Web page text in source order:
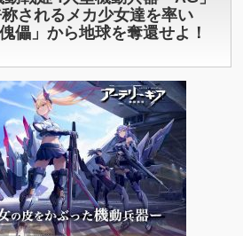
されるメカ少女達を率い
儡」から地球を奪還せよ！